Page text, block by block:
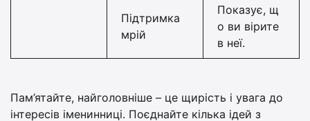
Підтримка
мрій
Показує, щ
о ви вірите
в неї.
Пам’ятайте, найголовніше – це щирість і увага до
інтересів іменинниці. Поєднайте кілька ідей з